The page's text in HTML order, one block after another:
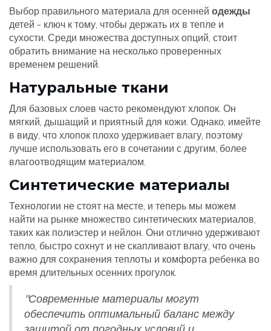
Выбор правильного материала для осенней одежды
детей - ключ к тому, чтобы держать их в тепле и
сухости. Среди множества доступных опций, стоит
обратить внимание на несколько проверенных
временем решений.
Натуральные ткани
Для базовых слоев часто рекомендуют хлопок. Он
мягкий, дышащий и приятный для кожи. Однако, имейте
в виду, что хлопок плохо удерживает влагу, поэтому
лучше использовать его в сочетании с другим, более
влагоотводящим материалом.
Синтетические материалы
Технологии не стоят на месте, и теперь мы можем
найти на рынке множество синтетических материалов,
таких как полиэстер и нейлон. Они отлично удерживают
тепло, быстро сохнут и не скапливают влагу, что очень
важно для сохранения теплоты и комфорта ребенка во
время длительных осенних прогулок.
"Современные материалы могут
обеспечить оптимальный баланс между